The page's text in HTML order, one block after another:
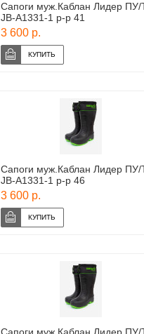
Сапоги муж.Каблан Лидер
JB-A1331-1 р-р 41
3 600 р.
Сапоги муж.Каблан Лидер
JB-A1331-1 р-р 46
3 600 р.